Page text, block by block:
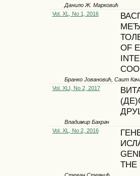
Данило Ж. Марковић
Vol. XL, No 1, 2016
OF
Бранко Јовановић, Саит
Vol. XLI, No 2, 2017
Владимир Бакрач
Vol. XL, No 2, 2016
THE